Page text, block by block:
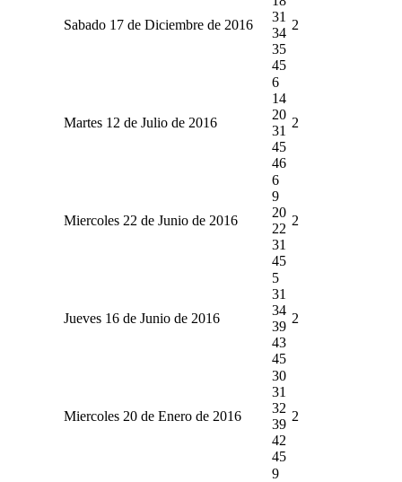
Sabado 17 de Diciembre de 2016
31
34
35
45
2
Martes 12 de Julio de 2016
6
14
20
31
45
46
2
Miercoles 22 de Junio de 2016
6
9
20
22
31
45
2
Jueves 16 de Junio de 2016
5
31
34
39
43
45
2
Miercoles 20 de Enero de 2016
30
31
32
39
42
45
2
9